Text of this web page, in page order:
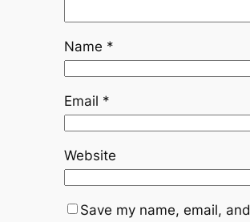
Name *
Email *
Website
Save my name, email, and